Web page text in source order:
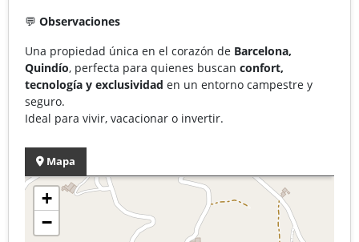
💬 Observaciones
Una propiedad única en el corazón de Barcelona,
Quindío, perfecta para quienes buscan confort,
tecnología y exclusividad en un entorno campestre y
seguro.
Ideal para vivir, vacacionar o invertir.
Mapa
+
−